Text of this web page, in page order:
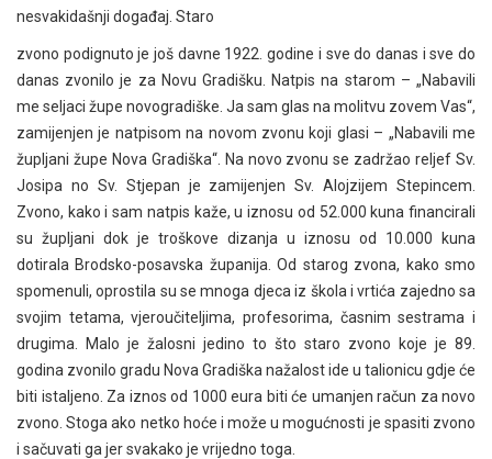
nesvakidašnji događaj. Staro
zvono podignuto je još davne 1922. godine i sve do danas i sve do
danas zvonilo je za Novu Gradišku. Natpis na starom – „Nabavili
me seljaci župe novogradiške. Ja sam glas na molitvu zovem Vas“,
zamijenjen je natpisom na novom zvonu koji glasi – „Nabavili me
župljani župe Nova Gradiška“. Na novo zvonu se zadržao reljef Sv.
Josipa no Sv. Stjepan je zamijenjen Sv. Alojzijem Stepincem.
Zvono, kako i sam natpis kaže, u iznosu od 52.000 kuna financirali
su župljani dok je troškove dizanja u iznosu od 10.000 kuna
dotirala Brodsko-posavska županija. Od starog zvona, kako smo
spomenuli, oprostila su se mnoga djeca iz škola i vrtića zajedno sa
svojim tetama, vjeroučiteljima, profesorima, časnim sestrama i
drugima. Malo je žalosni jedino to što staro zvono koje je 89.
godina zvonilo gradu Nova Gradiška nažalost ide u talionicu gdje će
biti istaljeno. Za iznos od 1000 eura biti će umanjen račun za novo
zvono. Stoga ako netko hoće i može u mogućnosti je spasiti zvono
i sačuvati ga jer svakako je vrijedno toga.